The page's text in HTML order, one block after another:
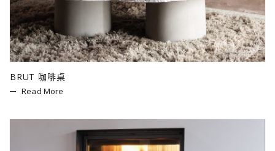
BRUT 咖啡桌
Read More